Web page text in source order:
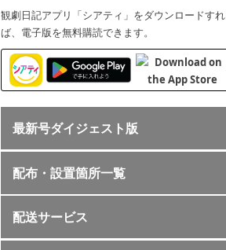
観劇日記アプリ「シアティ」をダウンロードすれ
ば、電子版を無料購読できます。
最新号ダイジェスト版
配布・設置箇所一覧
配送サービス